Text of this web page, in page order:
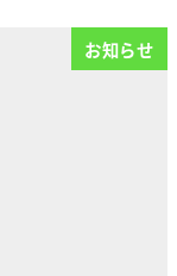
お知らせ